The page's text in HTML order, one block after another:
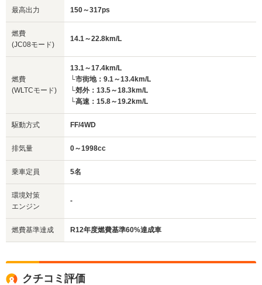
最高出力 150～317ps
燃費
(JC08モード)
14.1～22.8km/L
燃費
(WLTCモード)
13.1～17.4km/L
└市街地：9.1～13.4km/L
└郊外：13.5～18.3km/L
└高速：15.8～19.2km/L
駆動方式 FF/4WD
排気量 0～1998cc
乗車定員 5名
環境対策
エンジン
-
燃費基準達成 R12年度燃費基準60%達成車
クチコミ評価